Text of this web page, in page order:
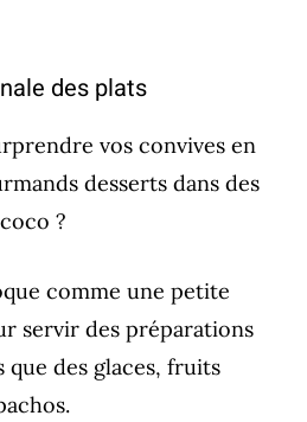
des plats
vos convives en
desserts dans des
?
comme une petite
servir des préparations
que des glaces, fruits